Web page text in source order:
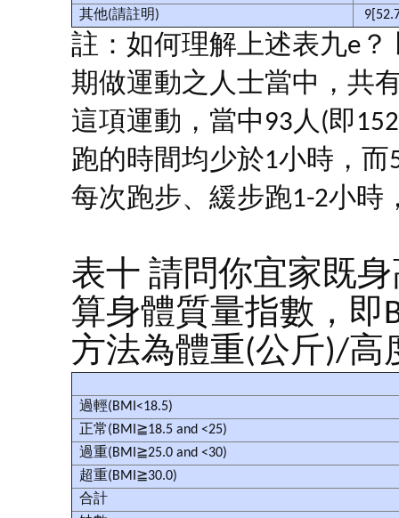
其他(請註明)
註：如何理解上述表九e
期做運動之人士當中，共
這項運動，當中93人(即
跑的時間均少於1小時，而
每次跑步、緩步跑1-2小時
表十 請問你宜家既
算身體質量指數，即
方法為體重(公斤)/高
過輕(BMI<18.5)
正常(BMI≧18.5 and <25)
過重(BMI≧25.0 and <30)
超重(BMI≧30.0)
合計